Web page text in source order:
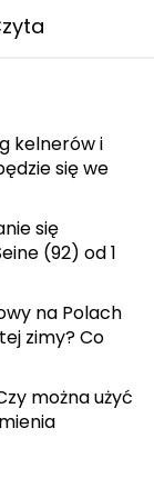
kelnerów i
się we
się
(92) od 1
na Polach
zimy? Co
można użyć